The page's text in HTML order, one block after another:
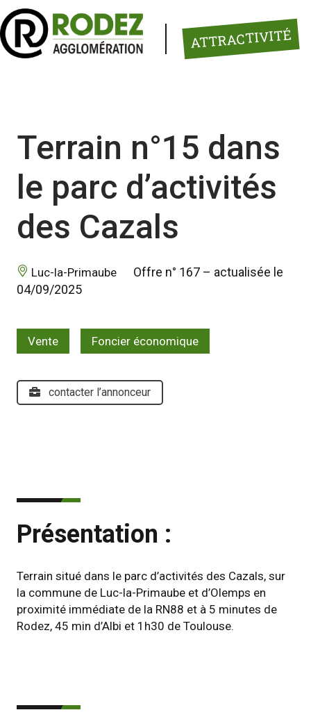
ATTRACTIVITÉ
Terrain n°15 dans
le parc d’activités
des Cazals
Luc-la-Primaube
Offre n° 167 – actualisée le
04/09/2025
Vente Foncier économique
contacter l’annonceur
Présentation :
Terrain situé dans le parc d’activités des Cazals, sur
la commune de Luc-la-Primaube et d’Olemps en
proximité immédiate de la RN88 et à 5 minutes de
Rodez, 45 min d’Albi et 1h30 de Toulouse.